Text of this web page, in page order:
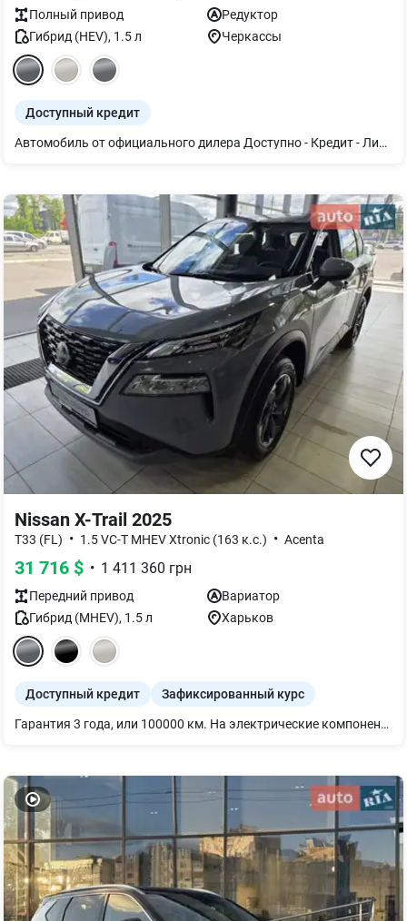
Полный привод
Редуктор
Гибрид (HEV), 1.5л Черкассы
Доступный кредит
Автомобиль от официального дилера Доступно - Кредит - Лизинг Мы готовы ответить на Ваши вопросы по телефону или в нашем дилерском центре
Nissan X-Trail 2025
T33 (FL) • 1.5 VC-T MHEV Xtronic (163 к.с.) • Acenta
31 716 $ • 1 411 360 грн
Передний привод
Вариатор
Гибрид (MHEV), 1.5л Харьков
Доступный кредит Зафиксированный курс
Гарантия 3 года, или 100000 км. На электрические компоненты силовой установки 5 лет, или 100000 км.